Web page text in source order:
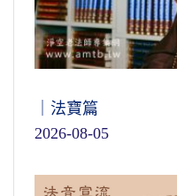
｜法寶篇
2026-08-05